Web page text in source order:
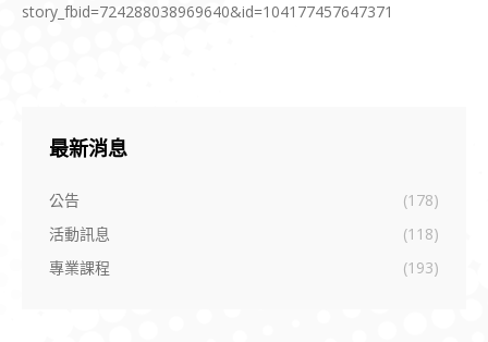
story_fbid=724288038969640&id=104177457647371
最新消息
公告
(178)
活動訊息
(118)
專業課程
(193)